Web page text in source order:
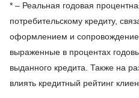
* – Реальная годовая
потребительскому кредиту,
оформлением и
выраженные в процентах
выданного кредита. Также на
влиять кредитный рейтинг